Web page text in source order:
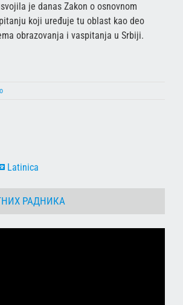
je danas Zakon o osnovnom
koji uređuje tu oblast kao deo
obrazovanja i vaspitanja u Srbiji.
Latinica
РАДНИКА